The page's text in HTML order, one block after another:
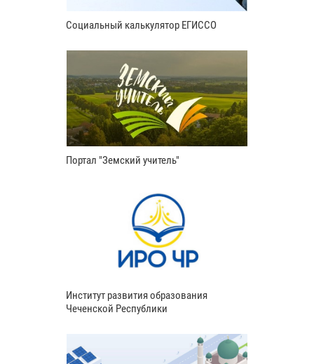
Социальный калькулятор ЕГИССО
Портал "Земский учитель"
Институт развития образования
Чеченской Республики